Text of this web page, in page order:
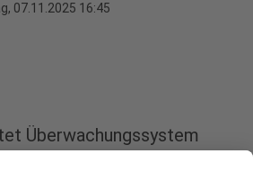
07.11.2025 16:45
Überwachungssystem